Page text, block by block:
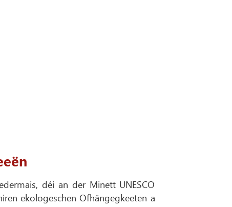
déi an der Minett UNESCO
ekologeschen Ofhängegkeeten a